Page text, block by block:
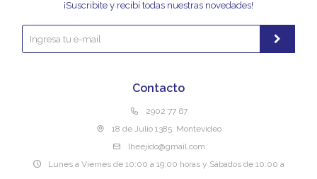
Contacto
2902 77 67
18 de Julio 1385, Montevideo
lheejido@gmail.com
Lunes a Viernes de 10:00 a 19:00 horas y Sábados de 10:00 a
¡Suscribite y recibí todas nuestras novedades!